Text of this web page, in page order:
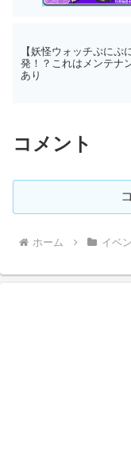
【妖怪ウォッチぷにぷ
発！？これはメンテナ
あり
コメント
ホーム イベ